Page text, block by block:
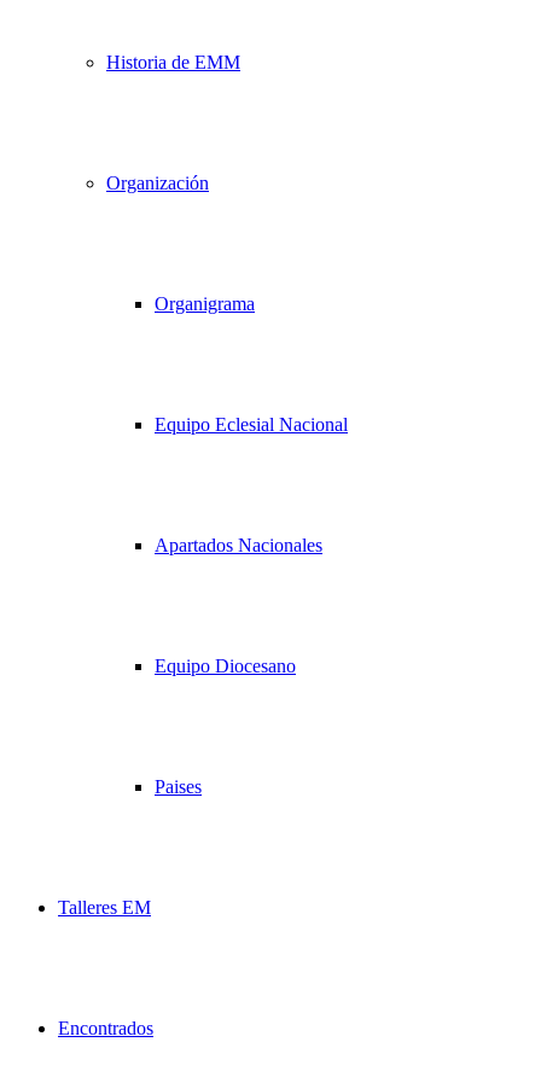
Historia de EMM
Organización
Organigrama
Equipo Eclesial Nacional
Apartados Nacionales
Equipo Diocesano
Paises
Talleres EM
Encontrados